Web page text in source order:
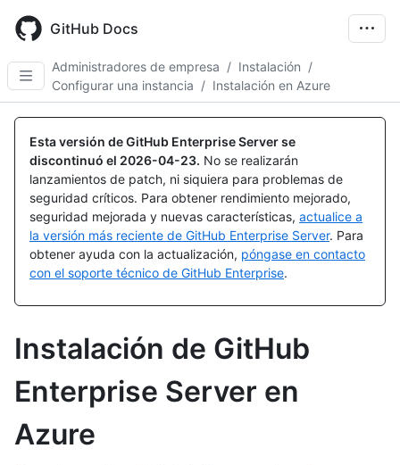
main
content
GitHub Docs
Administradores de empresa / Instalación /
Configurar una instancia / Instalación en Azure
Esta versión de GitHub Enterprise Server se
discontinuó el 2026-04-23. No se realizarán
lanzamientos de patch, ni siquiera para problemas de
seguridad críticos. Para obtener rendimiento mejorado,
seguridad mejorada y nuevas características, actualice a
la versión más reciente de GitHub Enterprise Server. Para
obtener ayuda con la actualización, póngase en contacto
con el soporte técnico de GitHub Enterprise.
Instalación de GitHub
Enterprise Server en
Azure